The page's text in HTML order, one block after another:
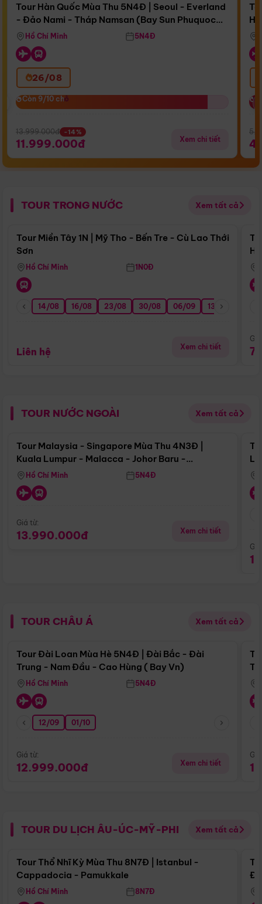
Còn17 ngày 05:34:54
Bay Sun Phuquoc Airways
Tour Hàn Quốc Mùa Thu 5N4Đ | Seoul - Everland
- Đảo Nami - Tháp Namsan (Bay Sun Phuquoc
Airways)
Hồ Chí Minh 5N4Đ
26/08
Còn 9/10 chỗ
Còn 9/10 chỗ
13.999.000đ -14%
11.999.000đ Xem chi tiết
TOUR TRONG NƯỚC Xem tất cả
Điểm nổi bật
Tour Miền Tây 1N | Mỹ Tho - Bến Tre - Cù Lao Thới
Sơn
Hồ Chí Minh 1N0Đ
14/08 16/08 23/08 30/08 06/09 13/09
Liên hệ Xem chi tiết
TOUR NƯỚC NGOÀI Xem tất cả
Điểm nổi bật
Tour Malaysia - Singapore Mùa Thu 4N3Đ |
Kuala Lumpur - Malacca - Johor Baru -
Singapore
Hồ Chí Minh 5N4Đ
Giá từ:
13.990.000đ Xem chi tiết
TOUR CHÂU Á Xem tất cả
Điểm nổi bật
Tour Đài Loan Mùa Hè 5N4Đ | Đài Bắc - Đài
Trung - Nam Đầu - Cao Hùng ( Bay Vn)
Hồ Chí Minh 5N4Đ
12/09 01/10
Giá từ:
12.999.000đ Xem chi tiết
TOUR DU LỊCH ÂU-ÚC-MỸ-PHI Xem tất cả
Điểm nổi bật
Tour Thổ Nhĩ Kỳ Mùa Thu 8N7Đ | Istanbul -
Cappadocia - Pamukkale
Hồ Chí Minh 8N7Đ